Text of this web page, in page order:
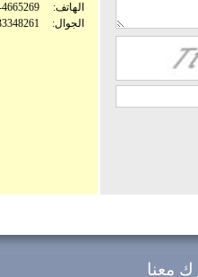
الهاتف:
الجوال:
معنا